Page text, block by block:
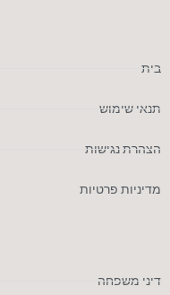
בית
תנאי שימוש
הצהרת נגישות
מדיניות פרטיות
דיני משפחה